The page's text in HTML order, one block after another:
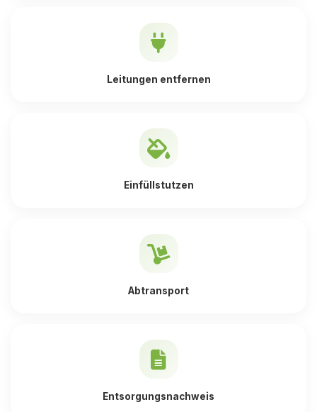
Leitungen entfernen
Einfüllstutzen
Abtransport
Entsorgungsnachweis